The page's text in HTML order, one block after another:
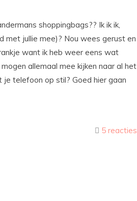
shoppingbags?? Ik ik ik,
met jullie mee)? Nou wees gerust en
want ik heb weer eens wat
mogen allemaal mee kijken naar al het
telefoon op stil? Goed hier gaan
5 reacties